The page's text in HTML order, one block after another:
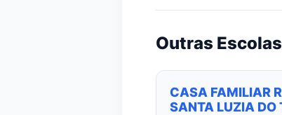
Outras
CASA FAMILIAR
SANTA LUZIA DO